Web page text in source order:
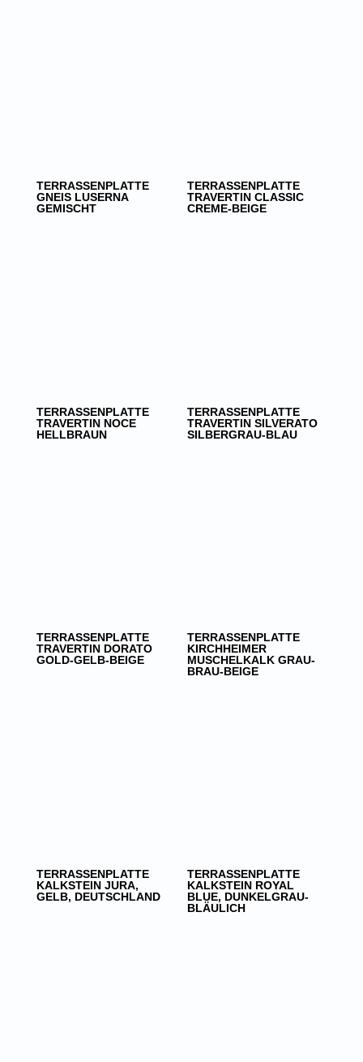
TERRASSENPLATTE
GNEIS LUSERNA
GEMISCHT
TERRASSENPLATTE
TRAVERTIN CLASSIC
CREME-BEIGE
TERRASSENPLATTE
TRAVERTIN NOCE
HELLBRAUN
TERRASSENPLATTE
TRAVERTIN SILVERATO
SILBERGRAU-BLAU
TERRASSENPLATTE
TRAVERTIN DORATO
GOLD-GELB-BEIGE
TERRASSENPLATTE
KIRCHHEIMER
MUSCHELKALK GRAU-
BRAU-BEIGE
TERRASSENPLATTE
KALKSTEIN JURA,
GELB, DEUTSCHLAND
TERRASSENPLATTE
KALKSTEIN ROYAL
BLUE, DUNKELGRAU-
BLÄULICH